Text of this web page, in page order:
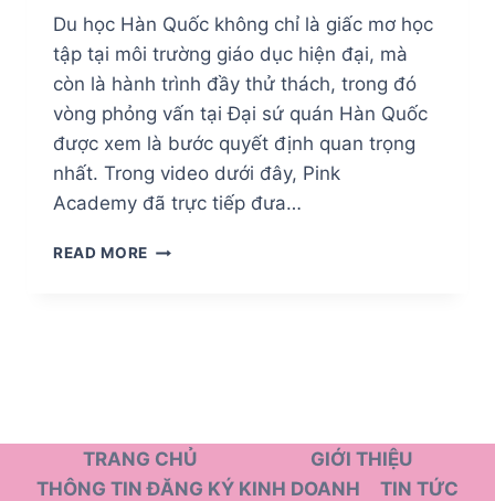
Du học Hàn Quốc không chỉ là giấc mơ học
tập tại môi trường giáo dục hiện đại, mà
còn là hành trình đầy thử thách, trong đó
vòng phỏng vấn tại Đại sứ quán Hàn Quốc
được xem là bước quyết định quan trọng
nhất. Trong video dưới đây, Pink
Academy đã trực tiếp đưa…
READ MORE
QUỐC
–
TRANG CHỦ
GIỚI THIỆU
THÔNG TIN ĐĂNG KÝ KINH DOANH
TIN TỨC